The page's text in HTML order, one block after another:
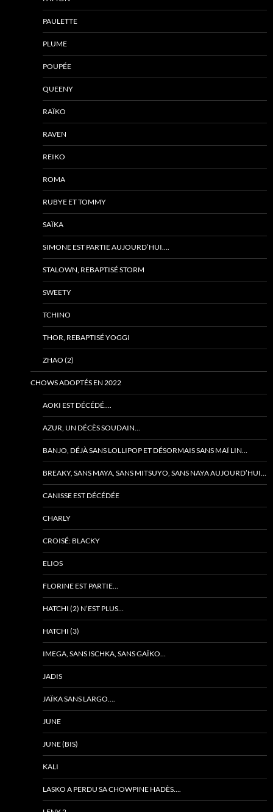
PAULETTE
PLUME
POUPÉE
QUEENY
RAÏKO
RAVEN
REIKO
ROMA
RUBYE ET TOMMY
SAÏKA
SIMONE EST PARTIE AUJOURD’HUI….
STALOWN, REBAPTISÉ STORM
SWEETY
TCHINO
THOR, REBAPTISÉ YOGGI
ZHAO (2)
CHOWS ADOPTÉS EN 2022
AOKI EST DÉCÉDÉ….
AZUR, UN DÉCÈS SOUDAIN…
BANJO, DÉJÀ SANS LOLLIPOP ET DÉSORMAIS SANS MAÏ LIN…
BREAKY, SANS MAYA, SANS MITSUYO, SANS NAYA AUJOURD’HUI…
CANISSE EST DÉCÉDÉE
CHARLY
CROISÉ: BLACKY
ELIOS
FLORINE EST PARTIE…
HATCHI (2) N’EST PLUS…
HATCHI (3)
IMEGA, SANS ISCHKA, SANS GAÏKO…
JADIS
JAÏKA SANS LARGO….
JUNE
JUNE (BIS)
KALI
LASKO A PERDU SA CHOWPINE HADÈS….